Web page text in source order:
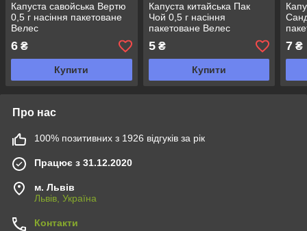
Капуста савойська Вертю
0,5 г насіння пакетоване
Велес
6 ₴
Купити
Капуста китайська Пак
Чой 0,5 г насіння
пакетоване Велес
5₴
Купити
7 ₴
Про нас
100% позитивних з 1926 відгуків за рік
Працює з 31.12.2020
м. Львів
Львів, Україна
Контакти